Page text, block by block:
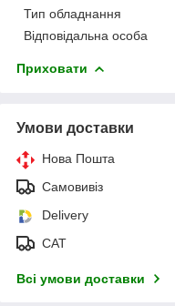
Тип обладнання
Відповідальна особа
Приховати
Умови доставки
Нова Пошта
Самовивіз
Delivery
САТ
Всі умови доставки